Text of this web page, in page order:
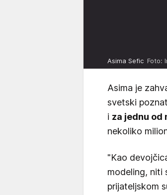
Asima Sefic Foto:
Asima je
svetski
i za jednu od
nekoliko
"Kao
modeling, niti
prijateljskom